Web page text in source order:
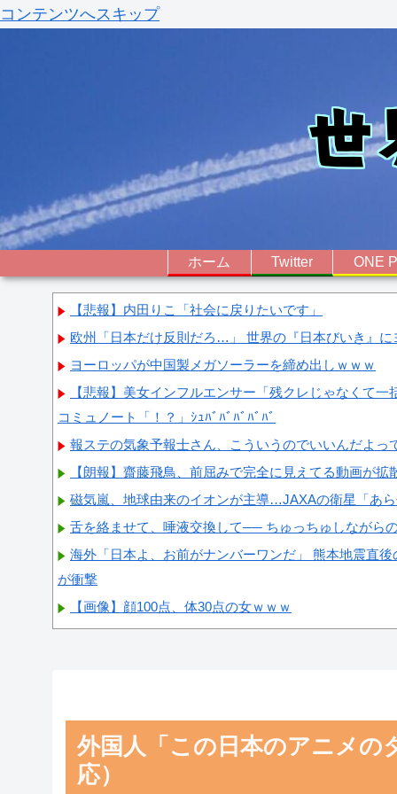
コンテンツへスキップ
ホーム Twitter ONE
【悲報】内田りこ「社会に戻りたいです」
欧州「日本だけ反則だろ…」 世界の『日本びいき』
ヨーロッパが中国製メガソーラーを締め出しｗｗｗ
【悲報】美女インフルエンサー「残クレじゃなくて
コミュノート「！？」ｼｭﾊﾞﾊﾞﾊﾞﾊﾞﾊﾞ
報ステの気象予報士さん、こういうのでいいんだよっ
【朗報】齋藤飛鳥、前屈みで完全に見えてる動画が
磁気嵐、地球由来のイオンが主導…JAXAの衛星「あ
舌を絡ませて、唾液交換して── ちゅっちゅしながら
海外「日本よ、お前がナンバーワンだ」 熊本地震直
が衝撃
【画像】顔100点、体30点の女ｗｗｗ
外国人「この日本のアニメの
応）